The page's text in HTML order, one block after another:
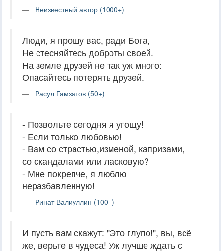
Неизвестный автор (1000+)
Люди, я прошу вас, ради Бога,
Не стесняйтесь доброты своей.
На земле друзей не так уж много:
Опасайтесь потерять друзей.
Расул Гамзатов (50+)
- Позвольте сегодня я угощу!
- Если только любовью!
- Вам со страстью,изменой, капризами,
со скандалами или ласковую?
- Мне покрепче, я люблю
неразбавленную!
Ринат Валиуллин (100+)
И пусть вам скажут: "Это глупо!", вы, всё
же, верьте в чудеса! Уж лучше ждать с